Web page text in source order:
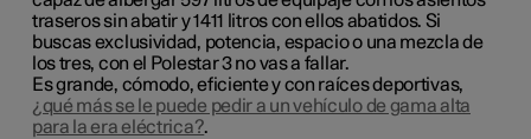
traseros sin abatir y 1411 litros con ellos abatidos. Si
buscas exclusividad, potencia, espacio o una mezcla de
los tres, con el Polestar 3 no vas a fallar.
Es grande, cómodo, eficiente y con raíces deportivas,
¿qué más se le puede pedir a un vehículo de gama alta
para la era eléctrica?.